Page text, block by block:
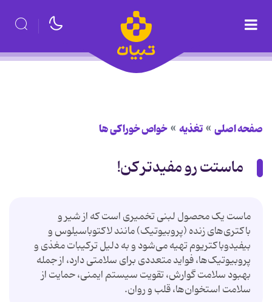
صفحه اصلی تغذیه خواص خوراكی ها
ماستت رو مفیدتر کن!
ماست یک محصول لبنی تخمیری است که از شیر و
باکتری‌های زنده (پروبیوتیک) مانند لاکتوباسیلوس و
بیفیدوباکتریوم تهیه می‌شود و به دلیل ترکیبات مغذی و
پروبیوتیک‌ها، فواید متعددی برای سلامتی دارد، از جمله
بهبود سلامت گوارش، تقویت سیستم ایمنی، حمایت از
سلامت استخوان‌ها، قلب و روان.